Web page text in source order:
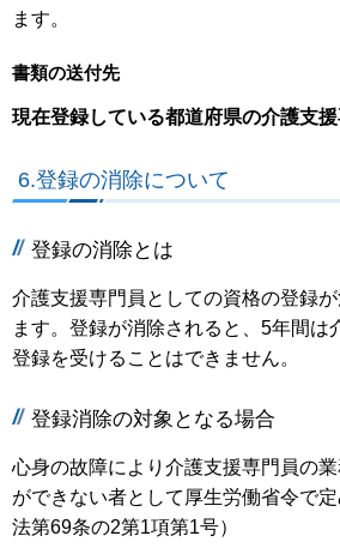
ます。
書類の送付先
現在登録している都道府県の介護支
6.登録の消除について
登録の消除とは
介護支援専門員としての資格の登録
ます。登録が消除されると、5年間は
登録を受けることはできません。
登録消除の対象となる場合
心身の故障により介護支援専門員の
ができない者として厚生労働省令で
法第69条の2第1項第1号）